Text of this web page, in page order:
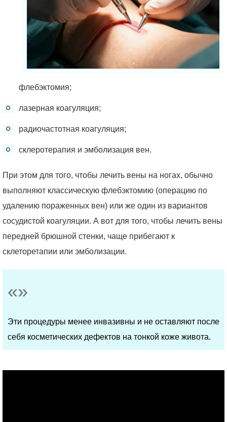
флебэктомия;
лазерная коагуляция;
радиочастотная коагуляция;
склеротерапия и эмболизация вен.
При этом для того, чтобы лечить вены на ногах, обычно
выполняют классическую флебэктомию (операцию по
удалению пораженных вен) или же один из вариантов
сосудистой коагуляции. А вот для того, чтобы лечить вены
передней брюшной стенки, чаще прибегают к
склеторетапии или эмболизации.
Эти процедуры менее инвазивны и не оставляют после
себя косметических дефектов на тонкой коже живота.